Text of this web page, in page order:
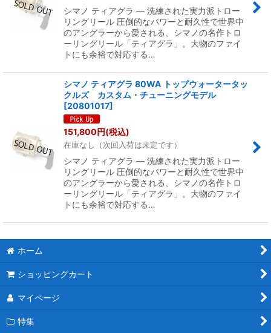
絞り込む
シマノ ティアグラ ― 洗練された実力派トロー
リングリール 圧倒的なパワーと耐久性で世界中
のアングラーから愛される、シマノの名作トロ
ーリングリール「ティアグラ」。大物のファイ
トにも余裕で対応する…
シマノ ティアグラ 80WA トップウォータータッ
クルズ カスタム・チューニングモデル
[20801017]
151,800円(税込)
在庫なし（次回入荷は未定です）
シマノ ティアグラ ― 洗練された実力派トロー
リングリール 圧倒的なパワーと耐久性で世界中
のアングラーから愛される、シマノの名作トロ
ーリングリール「ティアグラ」。大物のファイ
トにも余裕で対応する…
ホーム
ショッピングカート
マイページ
特集